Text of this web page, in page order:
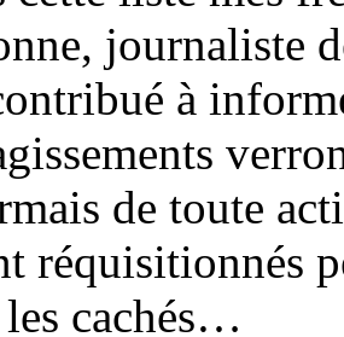
journaliste
à
de toute
réquisitionnés
cachés…